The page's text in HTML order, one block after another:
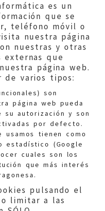
es un
que se
teléfono móvil o
nuestra página
nuestras y otras
externas que
página web.
de varios tipos:
son
página web pueda
su autorización y son
por defecto.
tienen como
estadístico (Google
cuales son los
que más interés
pulsando el
o limitar a las
general:
210/